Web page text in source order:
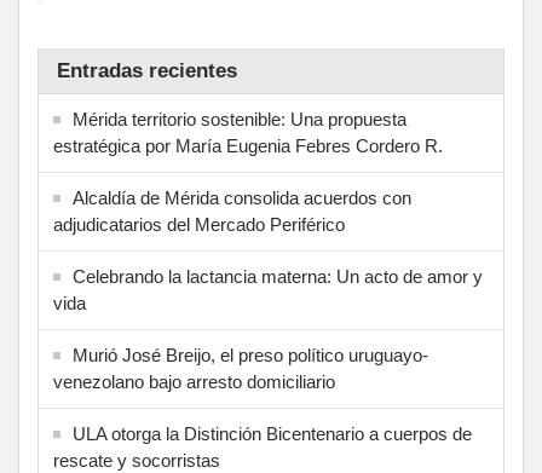
Entradas recientes
Mérida territorio sostenible: Una propuesta
estratégica por María Eugenia Febres Cordero R.
Alcaldía de Mérida consolida acuerdos con
adjudicatarios del Mercado Periférico
Celebrando la lactancia materna: Un acto de amor y
vida
Murió José Breijo, el preso político uruguayo-
venezolano bajo arresto domiciliario
ULA otorga la Distinción Bicentenario a cuerpos de
rescate y socorristas